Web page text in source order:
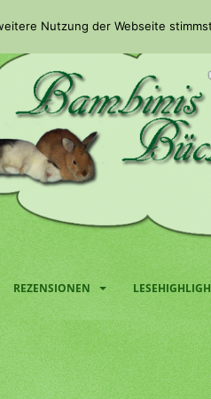
REZENSIONEN
Nutzung der Webseite